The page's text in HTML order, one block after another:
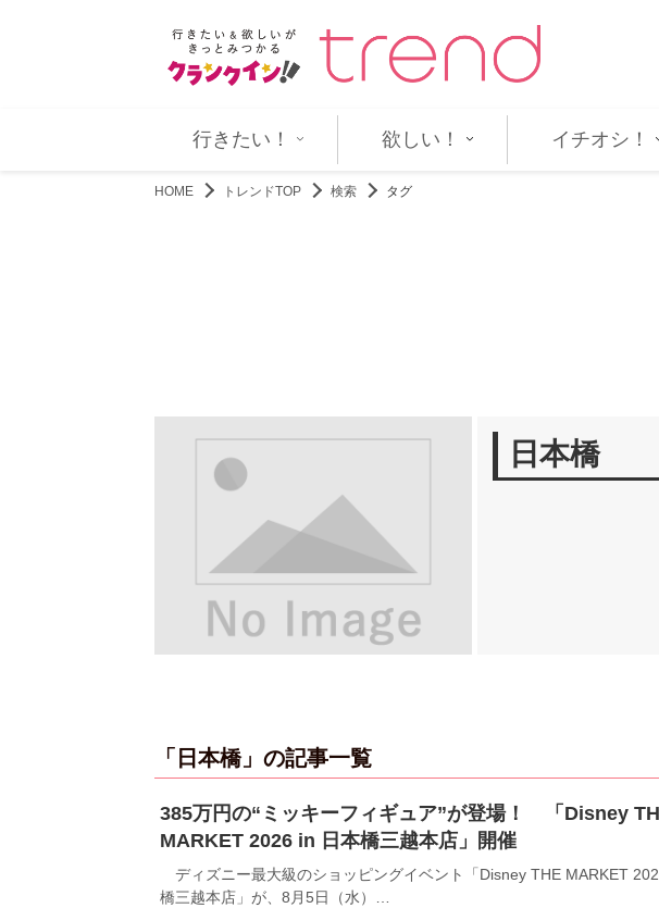
エビ中・仲村悠菜が映画初主演で“釣りで五輪金メダル”を目指す
行きたい！ 欲しい！ イチオシ！
HOME トレンドTOP 検索 タグ
日本橋
「日本橋」の記事一覧
385万円の“ミッキーフィギュア”が登場！ 「Disney
MARKET 2026 in 日本橋三越本店」開催
ディズニー最大級のショッピングイベント「Disney THE MARKET
橋三越本店」が、8月5日（水）…